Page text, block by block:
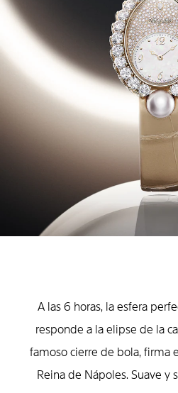
A las 6 horas, la esfera
responde a la elipse de la
famoso cierre de bola, firma
Reina de Nápoles. Suave y